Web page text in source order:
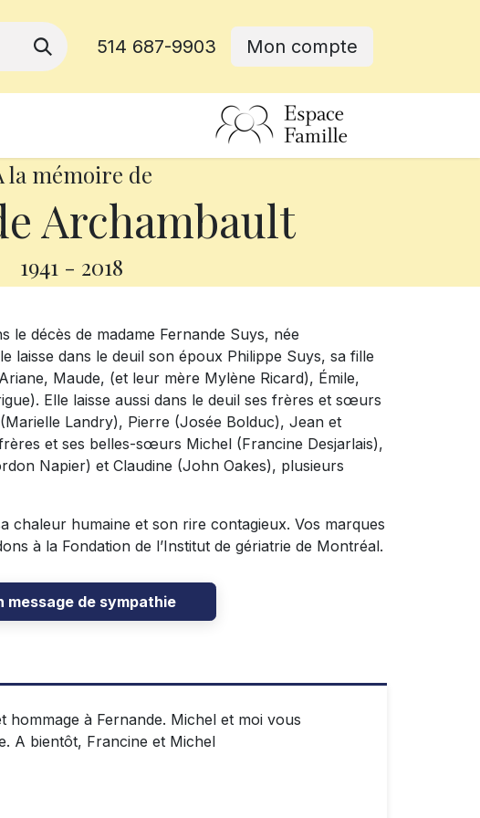
514 687-9903 Mon compte
la mémoire de
Archambault
1941 - 2018
le décès de madame Fernande Suys, née
laisse dans le deuil son époux Philippe Suys, sa fille
Maude, (et leur mère Mylène Ricard), Émile,
Elle laisse aussi dans le deuil ses frères et sœurs
Landry), Pierre (Josée Bolduc), Jean et
et ses belles-sœurs Michel (Francine Desjarlais),
Napier) et Claudine (John Oakes), plusieurs
chaleur humaine et son rire contagieux. Vos marques
à la Fondation de l’Institut de gériatrie de Montréal.
message de sympathie
à Fernande. Michel et moi vous
A bientôt, Francine et Michel